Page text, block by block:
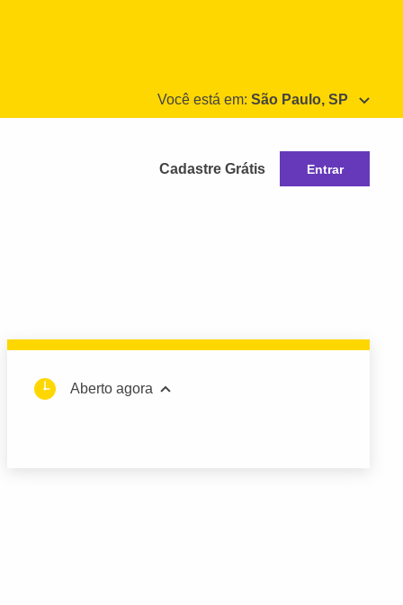
Você está em: São Paulo, SP
Cadastre Grátis Entrar
Aberto agora